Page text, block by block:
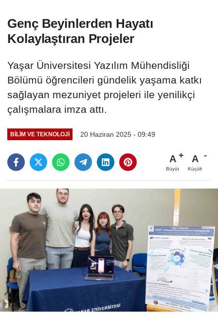
Genç Beyinlerden Hayatı
Kolaylaştıran Projeler
Yaşar Üniversitesi Yazılım Mühendisliği
Bölümü öğrencileri gündelik yaşama katkı
sağlayan mezuniyet projeleri ile yenilikçi
çalışmalara imza attı.
BILIM VE TEKNOLOJI 20 Haziran 2025 - 09:49
A
Büyüt
A
Küçült